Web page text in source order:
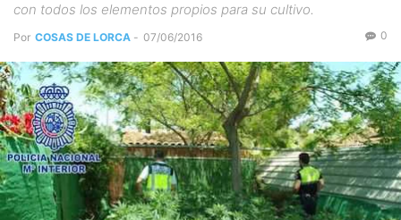
con todos los elementos propios para su cultivo.
Por COSAS DE LORCA - 07/06/2016 0